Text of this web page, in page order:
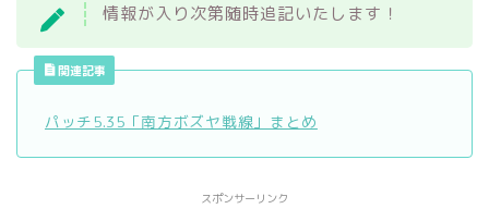
情報が入り次第随時追記いたします！
関連記事
パッチ5.35「南方ボズヤ戦線」まとめ
スポンサーリンク